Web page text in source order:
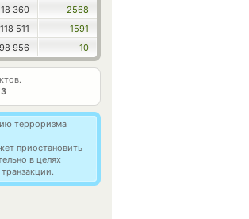
360
2568
118 511
1591
98 956 10
терроризма
приостановить
в целях